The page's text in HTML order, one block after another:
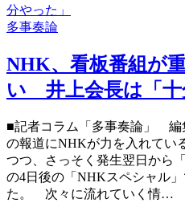
分やった」
多事奏論
NHK、看板番組が
い 井上会長は「十
■記者コラム「多事奏論」
の報道にNHKが力を入れてい
つつ、さっそく発生翌日から
の4日後の「NHKスペシャル
た。 次々に流れていく情…